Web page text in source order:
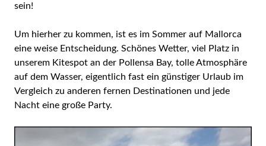
sein!
Um hierher zu kommen, ist es im Sommer auf Mallorca
eine weise Entscheidung. Schönes Wetter, viel Platz in
unserem Kitespot an der Pollensa Bay, tolle Atmosphäre
auf dem Wasser, eigentlich fast ein günstiger Urlaub im
Vergleich zu anderen fernen Destinationen und jede
Nacht eine große Party.